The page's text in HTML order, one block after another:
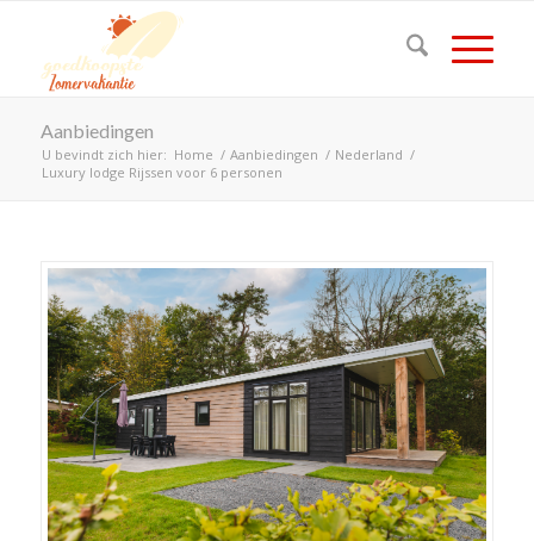
Aanbiedingen
U bevindt zich hier: Home / Aanbiedingen / Nederland /
Luxury lodge Rijssen voor 6 personen